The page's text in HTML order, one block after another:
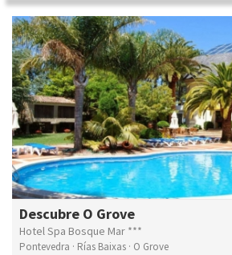
Descubre O Grove
Hotel Spa Bosque Mar ***
Pontevedra · Rías Baixas · O Grove